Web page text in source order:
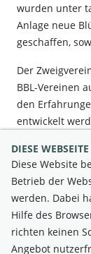
wurden unter
Anlage neue
geschaffen,
Der
BBL-Vereinen
den
entwickelt
zahlreiche
geben.
DIESE
Diese Website
Betrieb der
werden. Dabei
Hilfe des
richten keinen
Angebot